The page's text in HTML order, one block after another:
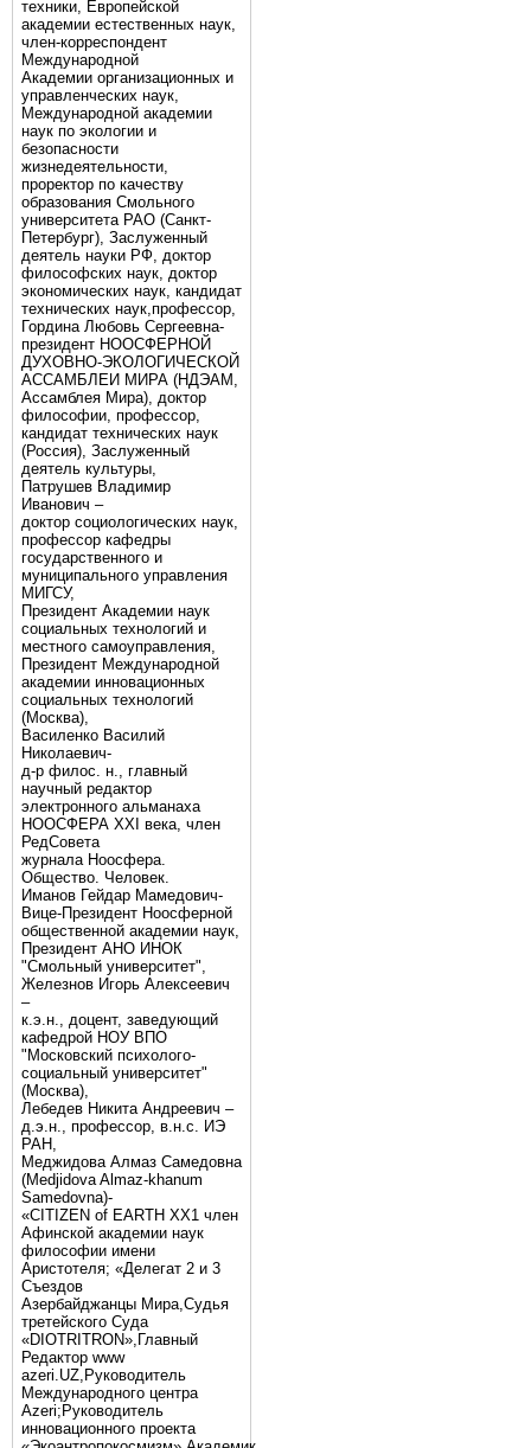
техники, Европейской
академии естественных наук,
член-корреспондент
Международной
Академии организационных и
управленческих наук,
Международной академии
наук по экологии и
безопасности
жизнедеятельности,
проректор по качеству
образования Смольного
университета РАО (Санкт-
Петербург), Заслуженный
деятель науки РФ, доктор
философских наук, доктор
экономических наук, кандидат
технических наук,профессор,
Гордина Любовь Сергеевна-
президент НООСФЕРНОЙ
ДУХОВНО-ЭКОЛОГИЧЕСКОЙ
АССАМБЛЕИ МИРА (НДЭАМ,
Ассамблея Мира), доктор
философии, профессор,
кандидат технических наук
(Россия), Заслуженный
деятель культуры,
Патрушев Владимир
Иванович –
доктор социологических наук,
профессор кафедры
государственного и
муниципального управления
МИГСУ,
Президент Академии наук
социальных технологий и
местного самоуправления,
Президент Международной
академии инновационных
социальных технологий
(Москва),
Василенко Василий
Николаевич-
д-р филос. н., главный
научный редактор
электронного альманаха
НООСФЕРА XXI века, член
РедСовета
журнала Ноосфера.
Общество. Человек.
Иманов Гейдар Мамедович-
Вице-Президент Ноосферной
общественной академии наук,
Президент АНО ИНОК
"Смольный университет",
Железнов Игорь Алексеевич
–
к.э.н., доцент, заведующий
кафедрой НОУ ВПО
"Московский психолого-
социальный университет"
(Москва),
Лебедев Никита Андреевич –
д.э.н., профессор, в.н.с. ИЭ
РАН,
Меджидова Алмаз Самедовна
(Medjidova Almaz-khanum
Samedovna)-
«CITIZEN of EARTH XX1 член
Афинской академии наук
философии имени
Аристотеля; «Делегат 2 и 3
Съездов
Азербайджанцы Мира,Судья
третейского Суда
«DIOTRITRON»,Главный
Редактор www
azeri.UZ,Руководитель
Международного центра
Аzeri;Руководитель
инновационного проекта